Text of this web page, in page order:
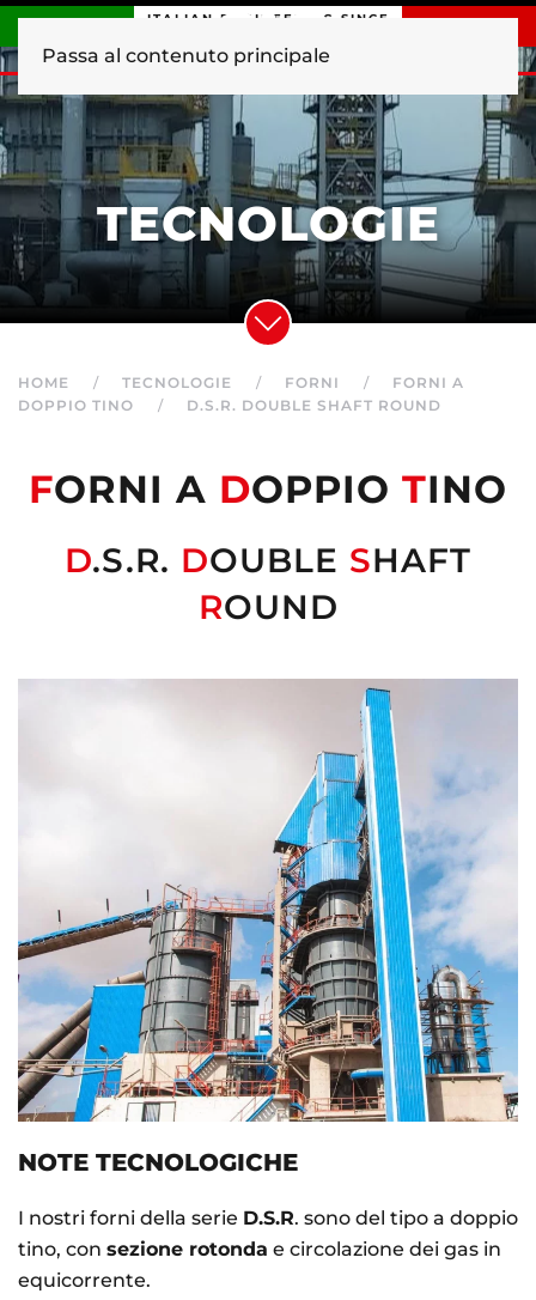
Passa al contenuto principale
ITALIAN ENGINEERING SINCE
TECNOLOGIE
HOME TECNOLOGIE FORNI
FORNI A
DOPPIO TINO
D.S.R. DOUBLE SHAFT ROUND
FORNI A DOPPIO TINO
D.S.R. DOUBLE SHAFT
ROUND
NOTE TECNOLOGICHE
I nostri forni della serie D.S.R. sono del tipo a doppio
tino, con sezione rotonda e circolazione dei gas in
equicorrente.